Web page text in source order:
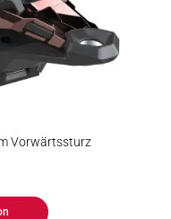
Vorwärtssturz